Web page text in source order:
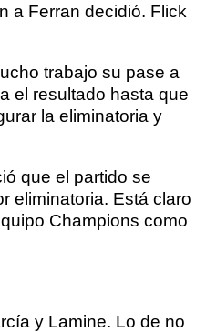
a Ferran decidió. Flick
trabajo su pase a
el resultado hasta que
la eliminatoria y
que el partido se
eliminatoria. Está claro
Champions como
y Lamine. Lo de no